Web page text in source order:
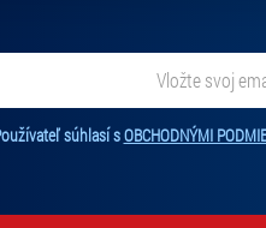
Vaša adresa nebude
súhlasí sOBCHODNÝMI